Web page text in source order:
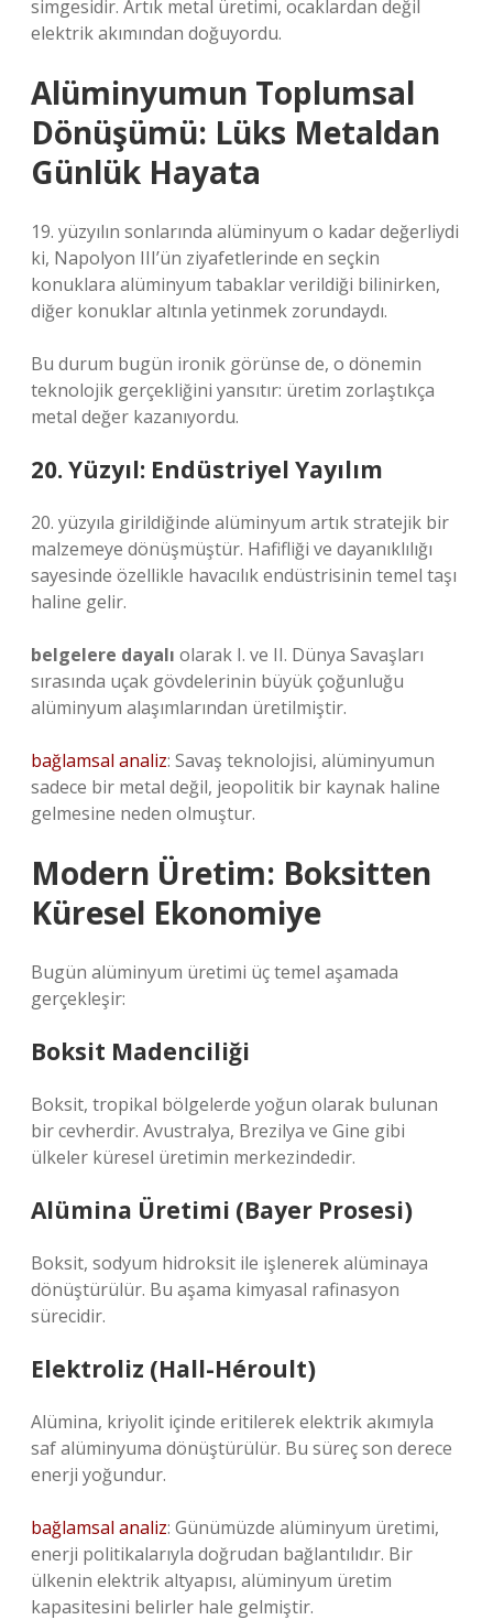
simgesidir. Artık metal üretimi, ocaklardan değil
elektrik akımından doğuyordu.
Alüminyumun Toplumsal
Dönüşümü: Lüks Metaldan
Günlük Hayata
19. yüzyılın sonlarında alüminyum o kadar değerliydi
ki, Napolyon III’ün ziyafetlerinde en seçkin
konuklara alüminyum tabaklar verildiği bilinirken,
diğer konuklar altınla yetinmek zorundaydı.
Bu durum bugün ironik görünse de, o dönemin
teknolojik gerçekliğini yansıtır: üretim zorlaştıkça
metal değer kazanıyordu.
20. Yüzyıl: Endüstriyel Yayılım
20. yüzyıla girildiğinde alüminyum artık stratejik bir
malzemeye dönüşmüştür. Hafifliği ve dayanıklılığı
sayesinde özellikle havacılık endüstrisinin temel taşı
haline gelir.
belgelere dayalı olarak I. ve II. Dünya Savaşları
sırasında uçak gövdelerinin büyük çoğunluğu
alüminyum alaşımlarından üretilmiştir.
bağlamsal analiz: Savaş teknolojisi, alüminyumun
sadece bir metal değil, jeopolitik bir kaynak haline
gelmesine neden olmuştur.
Modern Üretim: Boksitten
Küresel Ekonomiye
Bugün alüminyum üretimi üç temel aşamada
gerçekleşir:
Boksit Madenciliği
Boksit, tropikal bölgelerde yoğun olarak bulunan
bir cevherdir. Avustralya, Brezilya ve Gine gibi
ülkeler küresel üretimin merkezindedir.
Alümina Üretimi (Bayer Prosesi)
Boksit, sodyum hidroksit ile işlenerek alüminaya
dönüştürülür. Bu aşama kimyasal rafinasyon
sürecidir.
Elektroliz (Hall-Héroult)
Alümina, kriyolit içinde eritilerek elektrik akımıyla
saf alüminyuma dönüştürülür. Bu süreç son derece
enerji yoğundur.
bağlamsal analiz: Günümüzde alüminyum üretimi,
enerji politikalarıyla doğrudan bağlantılıdır. Bir
ülkenin elektrik altyapısı, alüminyum üretim
kapasitesini belirler hale gelmiştir.